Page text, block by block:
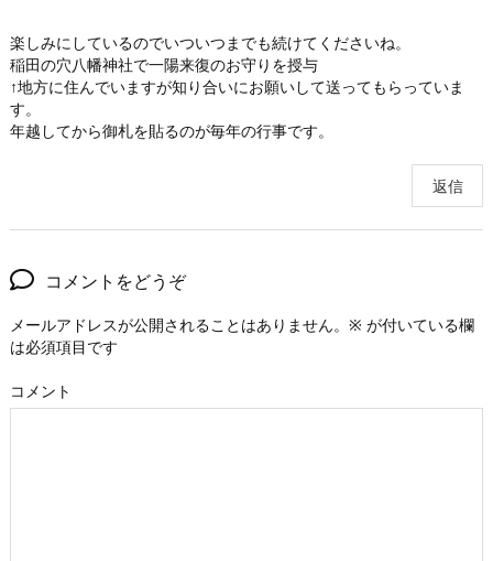
楽しみにしているのでいついつまでも続けてくださいね。
稲田の穴八幡神社で一陽来復のお守りを授与
↑地方に住んでいますが知り合いにお願いして送ってもらっていま
す。
年越してから御札を貼るのが毎年の行事です。
返信
コメントをどうぞ
メールアドレスが公開されることはありません。 ※ が付いている欄
は必須項目です
コメント